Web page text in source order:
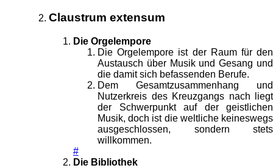
Claustrum extensum
Die Orgelempore
Die Orgelempore ist der Raum für den
Austausch über Musik und Gesang und
die damit sich befassenden Berufe.
Dem Gesamtzusammenhang und
Nutzerkreis des Kreuzgangs nach liegt
der Schwerpunkt auf der geistlichen
Musik, doch ist die weltliche keineswegs
ausgeschlossen, sondern stets
willkommen.
#
Die Bibliothek